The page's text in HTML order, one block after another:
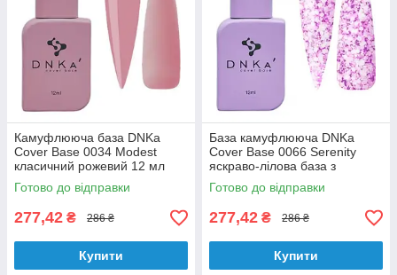
Камуфлююча база DNKa
Cover Base 0034 Modest
класичний рожевий 12 мл
Готово до відправки
277,42 ₴ 286 ₴
Купити
База камуфлююча DNKa
Cover Base 0066 Serenity
яскраво-лілова база з
багатокутниками 12 мл
Готово до відправки
277,42 ₴ 286 ₴
Купити